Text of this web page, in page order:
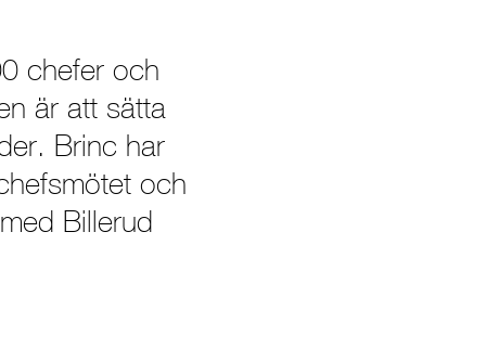
chefer och
är att sätta
Brinc har
och
Billerud